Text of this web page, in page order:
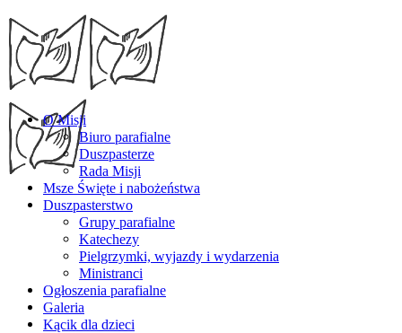
O Misji
Biuro parafialne
Duszpasterze
Rada Misji
Msze Święte i nabożeństwa
Duszpasterstwo
Grupy parafialne
Katechezy
Pielgrzymki, wyjazdy i wydarzenia
Ministranci
Ogłoszenia parafialne
Galeria
Kącik dla dzieci